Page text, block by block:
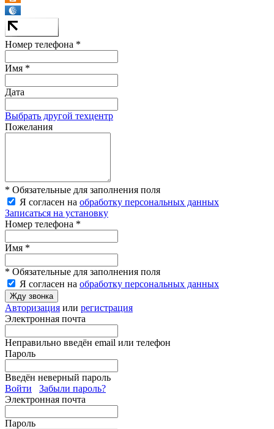
Номер телефона *
Имя *
Дата
Выбрать другой техцентр
Пожелания
* Обязательные для заполнения поля
Я согласен на обработку персональных данных
Записаться на установку
Номер телефона *
Имя *
* Обязательные для заполнения поля
Я согласен на обработку персональных данных
Жду звонка
Авторизация или регистрация
Электронная почта
Неправильно введён email или телефон
Пароль
Введён неверный пароль
Войти
Забыли пароль?
Электронная почта
Пароль